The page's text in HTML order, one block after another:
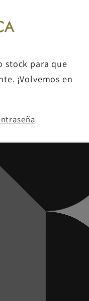
stock para que
¡Volvemos en